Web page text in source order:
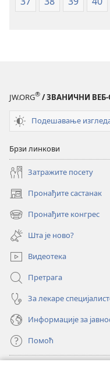
JW.ORG® / ЗВАНИЧНИ ВЕБ-
Подешавање
Брзи линкови
Затражите посету
Пронађите састанак
(отвара
нови
прозор)
Пронађите конгрес
(отвара
нови
прозор)
Шта је ново?
Видеотека
Претрага
За лекаре
Информације за
Помоћ